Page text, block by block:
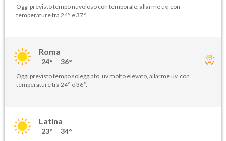
Oggi previsto tempo nuvoloso con temporale, allarme uv, con
temperature tra 24° e 37°.
Roma
24° 36°
Oggi previsto tempo soleggiato, uv molto elevato, allarme uv, con
temperature tra 24° e 36°.
Latina
23° 34°